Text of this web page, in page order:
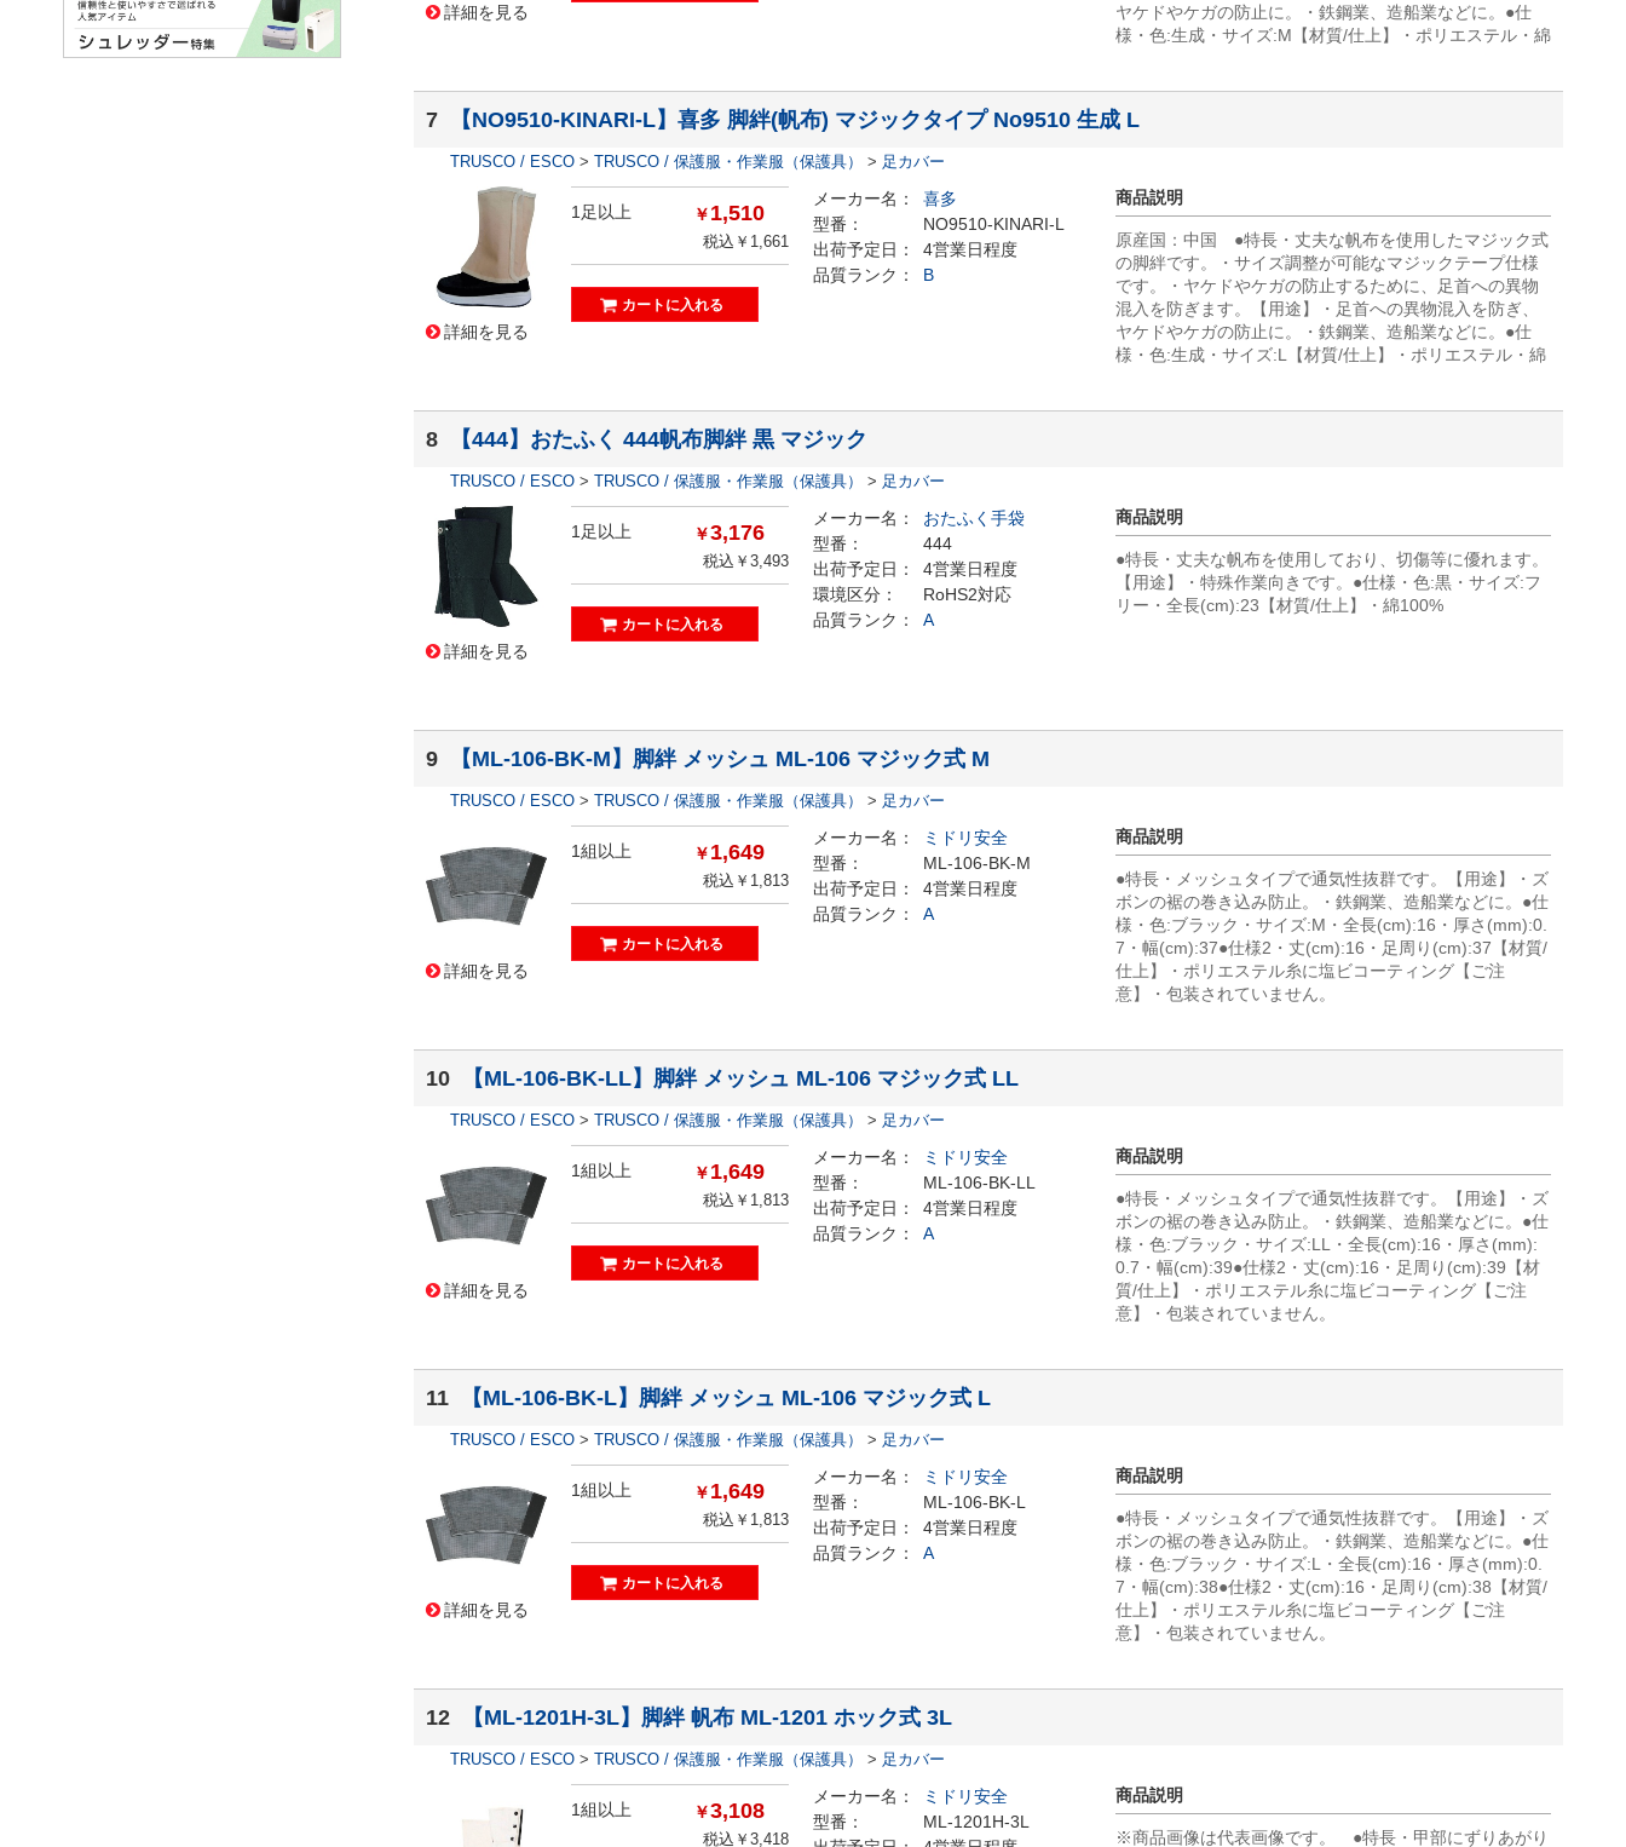
詳細を見る
ヤケドやケガの防止に。・鉄鋼業、造船業などに。●仕
様・色:生成・サイズ:M【材質/仕上】・ポリエステル・綿
7 【NO9510-KINARI-L】喜多 脚絆(帆布) マジックタイプ No9510 生成 L
TRUSCO / ESCO > TRUSCO / 保護服・作業服（保護具） > 足カバー
詳細を見る
1足以上 ￥1,510
税込￥1,661
メーカー名：
喜多
型番：
NO9510-KINARI-L
出荷予定日：
4営業日程度
品質ランク：
B
商品説明
原産国：中国 ●特長・丈夫な帆布を使用したマジック式
の脚絆です。・サイズ調整が可能なマジックテープ仕様
です。・ヤケドやケガの防止するために、足首への異物
混入を防ぎます。【用途】・足首への異物混入を防ぎ、
ヤケドやケガの防止に。・鉄鋼業、造船業などに。●仕
様・色:生成・サイズ:L【材質/仕上】・ポリエステル・綿
8 【444】おたふく 444帆布脚絆 黒 マジック
TRUSCO / ESCO > TRUSCO / 保護服・作業服（保護具） > 足カバー
詳細を見る
1足以上 ￥3,176
税込￥3,493
メーカー名：
おたふく手袋
型番：
444
出荷予定日：
4営業日程度
環境区分：
RoHS2対応
品質ランク：
A
商品説明
●特長・丈夫な帆布を使用しており、切傷等に優れます。
【用途】・特殊作業向きです。●仕様・色:黒・サイズ:フ
リー・全長(cm):23【材質/仕上】・綿100%
9 【ML-106-BK-M】脚絆 メッシュ ML-106 マジック式 M
TRUSCO / ESCO > TRUSCO / 保護服・作業服（保護具） > 足カバー
詳細を見る
1組以上 ￥1,649
税込￥1,813
メーカー名：
ミドリ安全
型番：
ML-106-BK-M
出荷予定日：
4営業日程度
品質ランク：
A
商品説明
●特長・メッシュタイプで通気性抜群です。【用途】・ズ
ボンの裾の巻き込み防止。・鉄鋼業、造船業などに。●仕
様・色:ブラック・サイズ:M・全長(cm):16・厚さ(mm):0.
7・幅(cm):37●仕様2・丈(cm):16・足周り(cm):37【材質/
仕上】・ポリエステル糸に塩ビコーティング【ご注
意】・包装されていません。
10 【ML-106-BK-LL】脚絆 メッシュ ML-106 マジック式 LL
TRUSCO / ESCO > TRUSCO / 保護服・作業服（保護具） > 足カバー
詳細を見る
1組以上 ￥1,649
税込￥1,813
メーカー名：
ミドリ安全
型番：
ML-106-BK-LL
出荷予定日：
4営業日程度
品質ランク：
A
商品説明
●特長・メッシュタイプで通気性抜群です。【用途】・ズ
ボンの裾の巻き込み防止。・鉄鋼業、造船業などに。●仕
様・色:ブラック・サイズ:LL・全長(cm):16・厚さ(mm):
0.7・幅(cm):39●仕様2・丈(cm):16・足周り(cm):39【材
質/仕上】・ポリエステル糸に塩ビコーティング【ご注
意】・包装されていません。
11 【ML-106-BK-L】脚絆 メッシュ ML-106 マジック式 L
TRUSCO / ESCO > TRUSCO / 保護服・作業服（保護具） > 足カバー
詳細を見る
1組以上 ￥1,649
税込￥1,813
メーカー名：
ミドリ安全
型番：
ML-106-BK-L
出荷予定日：
4営業日程度
品質ランク：
A
商品説明
●特長・メッシュタイプで通気性抜群です。【用途】・ズ
ボンの裾の巻き込み防止。・鉄鋼業、造船業などに。●仕
様・色:ブラック・サイズ:L・全長(cm):16・厚さ(mm):0.
7・幅(cm):38●仕様2・丈(cm):16・足周り(cm):38【材質/
仕上】・ポリエステル糸に塩ビコーティング【ご注
意】・包装されていません。
12 【ML-1201H-3L】脚絆 帆布 ML-1201 ホック式 3L
TRUSCO / ESCO > TRUSCO / 保護服・作業服（保護具） > 足カバー
1組以上 ￥3,108
税込￥3,418
メーカー名：
ミドリ安全
型番：
ML-1201H-3L
商品説明
※商品画像は代表画像です。 ●特長・甲部にずりあがり